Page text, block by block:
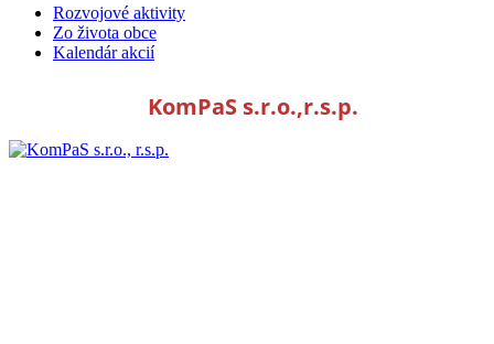
Rozvojové aktivity
Zo života obce
Kalendár akcií
KomPaS s.r.o.,r.s.p.